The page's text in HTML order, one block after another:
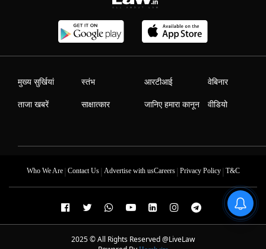
मुख्य सुर्खियां
ताजा खबरें
स्तंभ
साक्षात्कार
आरटीआई
जानिए हमारा कानून
वेबिनार
वीडियो
Who We Are| Contact Us| Advertise with usCareers| Privacy Policy| T&C
2025 © All Rights Reserved @LiveLaw